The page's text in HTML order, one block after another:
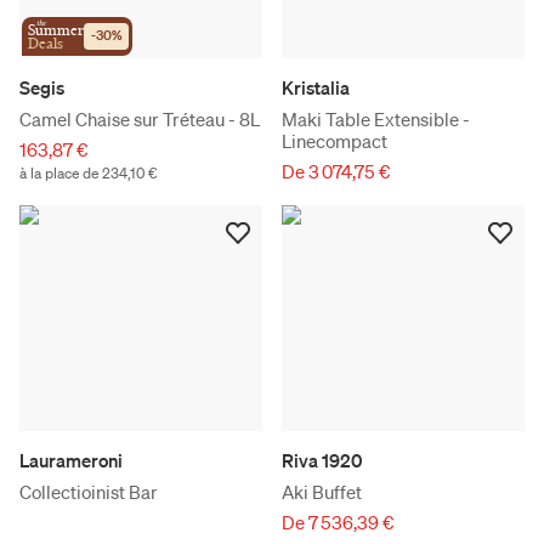
the
Summer
Deals -30%
Segis
Camel Chaise sur Tréteau - 8L
163,87 €
à la place de 234,10 €
Kristalia
Maki Table Extensible -
Linecompact
De 3 074,75 €
Laurameroni
Collectioinist Bar
Riva 1920
Aki Buffet
De 7 536,39 €